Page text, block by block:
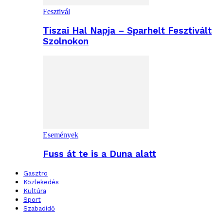
Fesztivál
Tiszai Hal Napja – Sparhelt Fesztivált
Szolnokon
Események
Fuss át te is a Duna alatt
Gasztro
Közlekedés
Kultúra
Sport
Szabadidő